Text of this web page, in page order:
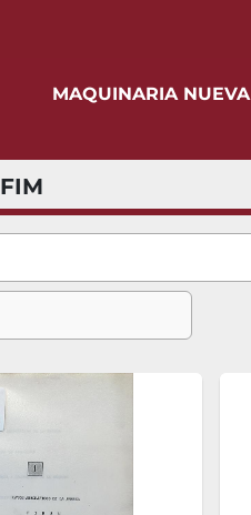
MAQUINARIA NUEVA
FIM